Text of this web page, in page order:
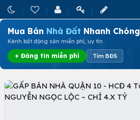
Mua Bán Nhà Đất Nhanh Chóng
Kênh bất động sản miễn phí, uy tín
+ Đăng tin miễn phí Tìm BĐS